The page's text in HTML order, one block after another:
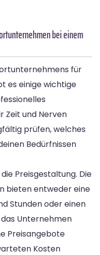
bei einem
für
es einige wichtige
Zeit und Nerven
prüfen, welches
Bedürfnissen
Preisgestaltung. Die
bieten entweder eine
Stunden oder einen
Unternehmen
Preisangebote
Kosten